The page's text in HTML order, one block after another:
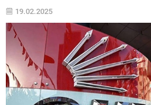
19.02.2025